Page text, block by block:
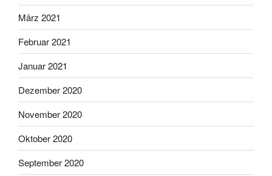
März 2021
Februar 2021
Januar 2021
Dezember 2020
November 2020
Oktober 2020
September 2020